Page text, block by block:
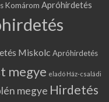
Komárom Apróhirdetés
Miskolc Apróhirdetés
megye eladó Ház-családi
megye Hirdetés